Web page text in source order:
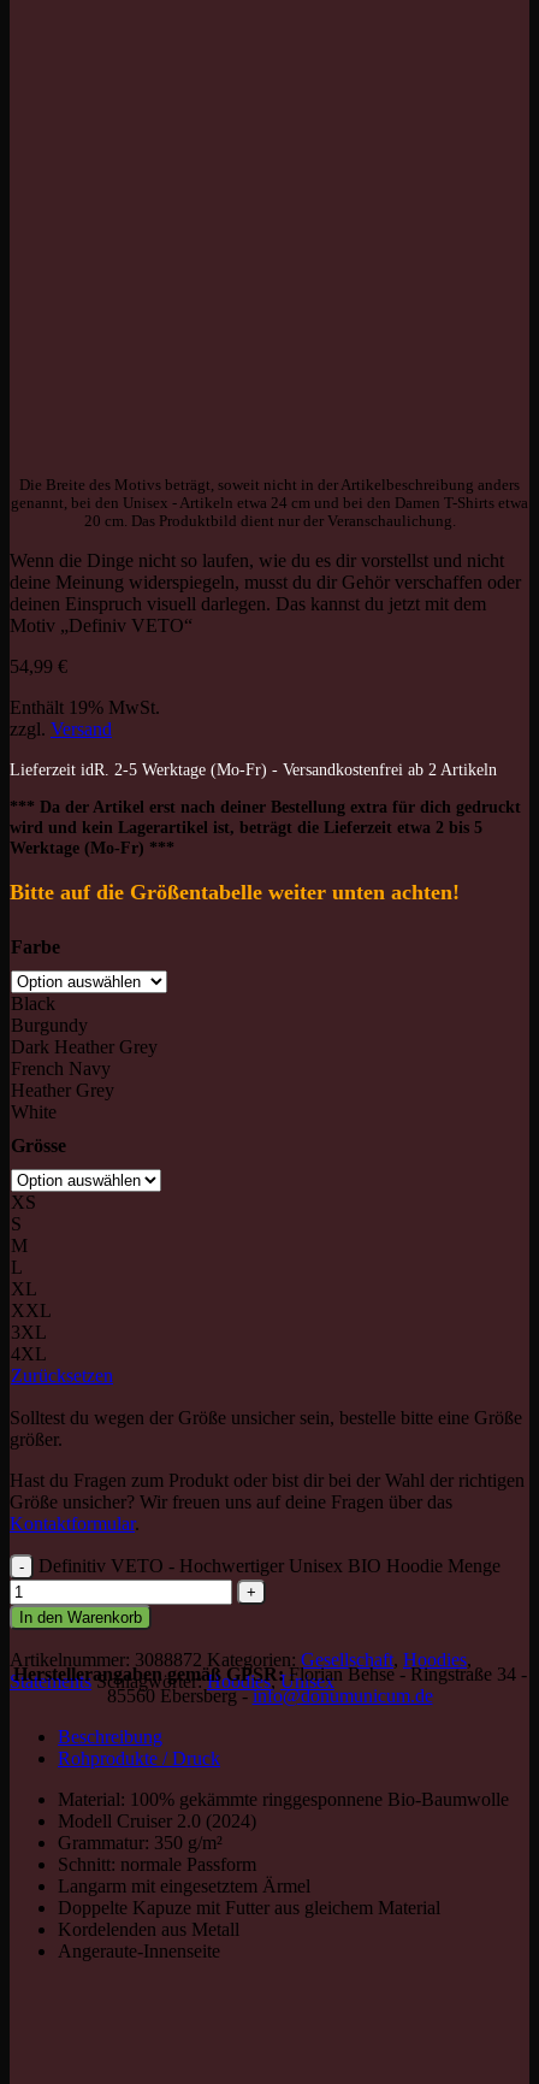
Die Breite des Motivs beträgt, soweit nicht in der Artikelbeschreibung anders
genannt, bei den Unisex - Artikeln etwa 24 cm und bei den Damen T-Shirts etwa
20 cm. Das Produktbild dient nur der Veranschaulichung.
Wenn die Dinge nicht so laufen, wie du es dir vorstellst und nicht
deine Meinung widerspiegeln, musst du dir Gehör verschaffen oder
deinen Einspruch visuell darlegen. Das kannst du jetzt mit dem
Motiv „Definiv VETO“
54,99 €
Enthält 19% MwSt.
zzgl. Versand
Lieferzeit idR. 2-5 Werktage (Mo-Fr) - Versandkostenfrei ab 2 Artikeln
*** Da der Artikel erst nach deiner Bestellung extra für dich gedruckt
wird und kein Lagerartikel ist, beträgt die Lieferzeit etwa 2 bis 5
Werktage (Mo-Fr) ***
Bitte auf die Größentabelle weiter unten achten!
Farbe
Black
Burgundy
Dark Heather Grey
French Navy
Heather Grey
White
Grösse
XS
S
M
L
XL
XXL
3XL
4XL
Zurücksetzen
Solltest du wegen der Größe unsicher sein, bestelle bitte eine Größe
größer.
Hast du Fragen zum Produkt oder bist dir bei der Wahl der richtigen
Größe unsicher? Wir freuen uns auf deine Fragen über das
Kontaktformular.
Definitiv VETO - Hochwertiger Unisex BIO Hoodie Menge
In den Warenkorb
Artikelnummer: 3088872 Kategorien: Gesellschaft, Hoodies,
Statements Schlagwörter:Hoodies,Unisex
Herstellerangaben gemäß GPSR:Florian Behse - Ringstraße 34 -
85560 Ebersberg -info@donumunicum.de
Beschreibung
Rohprodukte / Druck
Material: 100% gekämmte ringgesponnene Bio-Baumwolle
Modell Cruiser 2.0 (2024)
Grammatur: 350 g/m²
Schnitt: normale Passform
Langarm mit eingesetztem Ärmel
Doppelte Kapuze mit Futter aus gleichem Material
Kordelenden aus Metall
Angeraute-Innenseite